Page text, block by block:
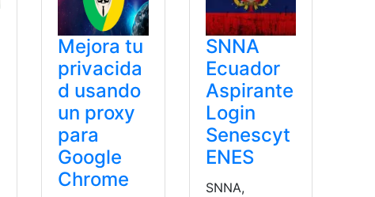
Mejora tu
privacida
d usando
un proxy
para
Google
Chrome
SNNA
Ecuador
Aspirante
Login
Senescyt
ENES
SNNA,